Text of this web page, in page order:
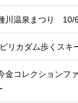
川温泉まつり 10/
リカダム歩くスキ
金コレクションフ